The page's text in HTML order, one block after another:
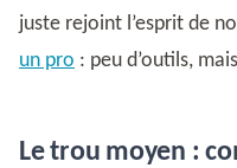
juste rejoint l’esprit de
un pro : peu d’outils,
Le trou moyen :